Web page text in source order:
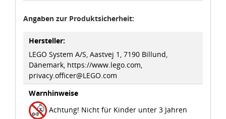
Angaben zur Produktsicherheit:
Hersteller:
LEGO System A/S, Aastvej 1, 7190 Billund,
Dänemark, https://www.lego.com,
privacy.officer@LEGO.com
Warnhinweise
Achtung! Nicht für Kinder unter 3 Jahren